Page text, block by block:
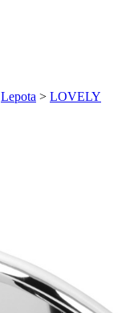
Lepota > LOVELY